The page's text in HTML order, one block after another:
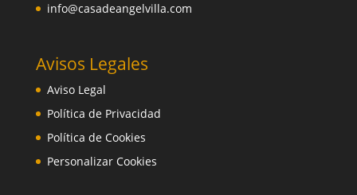
info@casadeangelvilla.com
Avisos Legales
Aviso Legal
Política de Privacidad
Política de Cookies
Personalizar Cookies